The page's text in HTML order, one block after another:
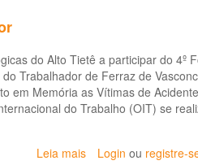
de
Notificação
do Alto Tietê a participar do 4º
Trabalhador de Ferraz de
em Memória as Vítimas de
do Trabalho (OIT) se
Leia mais sobre
Login ou registre-